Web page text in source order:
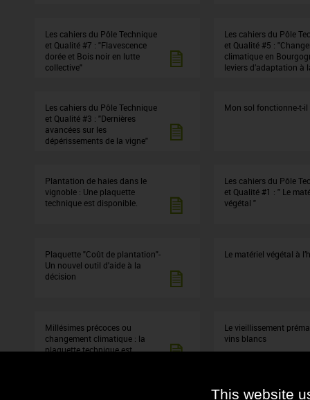
Les cahiers du Pôle Technique
et Qualité #7 : "Flavescence
dorée et Bois noir en lutte
collective"
Les cahiers du Pôle
et Qualité #5 :
climatique en
leviers d’adaptation à
Les cahiers du Pôle Technique
et Qualité #3 : "Dernières
avancées sur les
dépérissements de la vigne"
Mon sol fonctionne-t-il
Plantation de haies dans le
vignoble : Une plaquette
technique est disponible.
Les cahiers du Pôle
et Qualité #1 : " Le
végétal "
Plaquette "Coût de plantation"-
Un nouvel outil d'aide à la
décision
Le matériel végétal à
Millésimes précoces ou
changement climatique : la
plaquette technique est
Le vieillissement
vins blancs
This website